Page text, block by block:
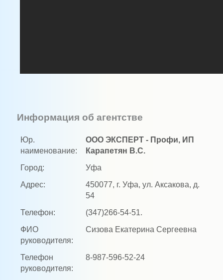
Информация об агентстве
Юр.
наименование:
ООО ЭКСПЕРТ - Профи, ИП
Карапетян В.С.
Город:
Уфа
Адрес:
450077, г. Уфа, ул. Аксакова, д.
54
Телефон:
(347)266-54-51.
ФИО
руководителя:
Сизова Екатерина Сергеевна
Телефон
руководителя:
8-987-596-52-24